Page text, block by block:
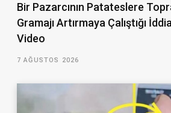
Bir Pazarcının Patateslere
Gramajı Artırmaya Çalıştığı
Video
7 AĞUSTOS 2026